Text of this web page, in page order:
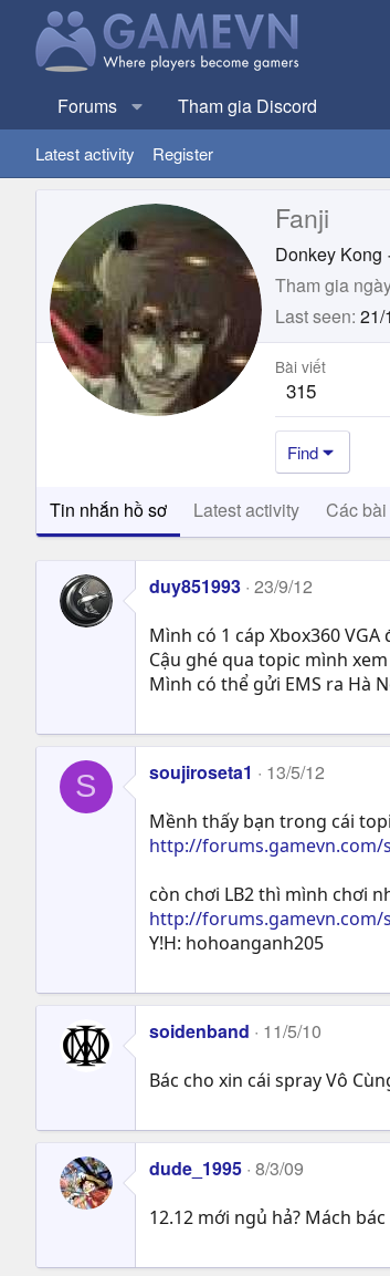
Forums Tham gia Discord
Latest activity Register
Fanji
Donkey Kong ·
Tham gia
Last seen 21/
Bài viết
315
Find
Tin nhắn hồ sơ Latest activity Các
duy851993 23/9/12
Mình có 1 cáp Xbox360
Cậu ghé qua topic mình
Mình có thể gửi EMS ra Hà
S soujiroseta1 13/5/12
Mềnh thấy bạn trong cái
http://forums.gamevn.com/
còn chơi LB2 thì mình chơi
http://forums.gamevn.com/
Y!H: hohoanganh205
soidenband 11/5/10
Bác cho xin cái spray Vô
dude_1995 8/3/09
12.12 mới ngủ hả? Mách